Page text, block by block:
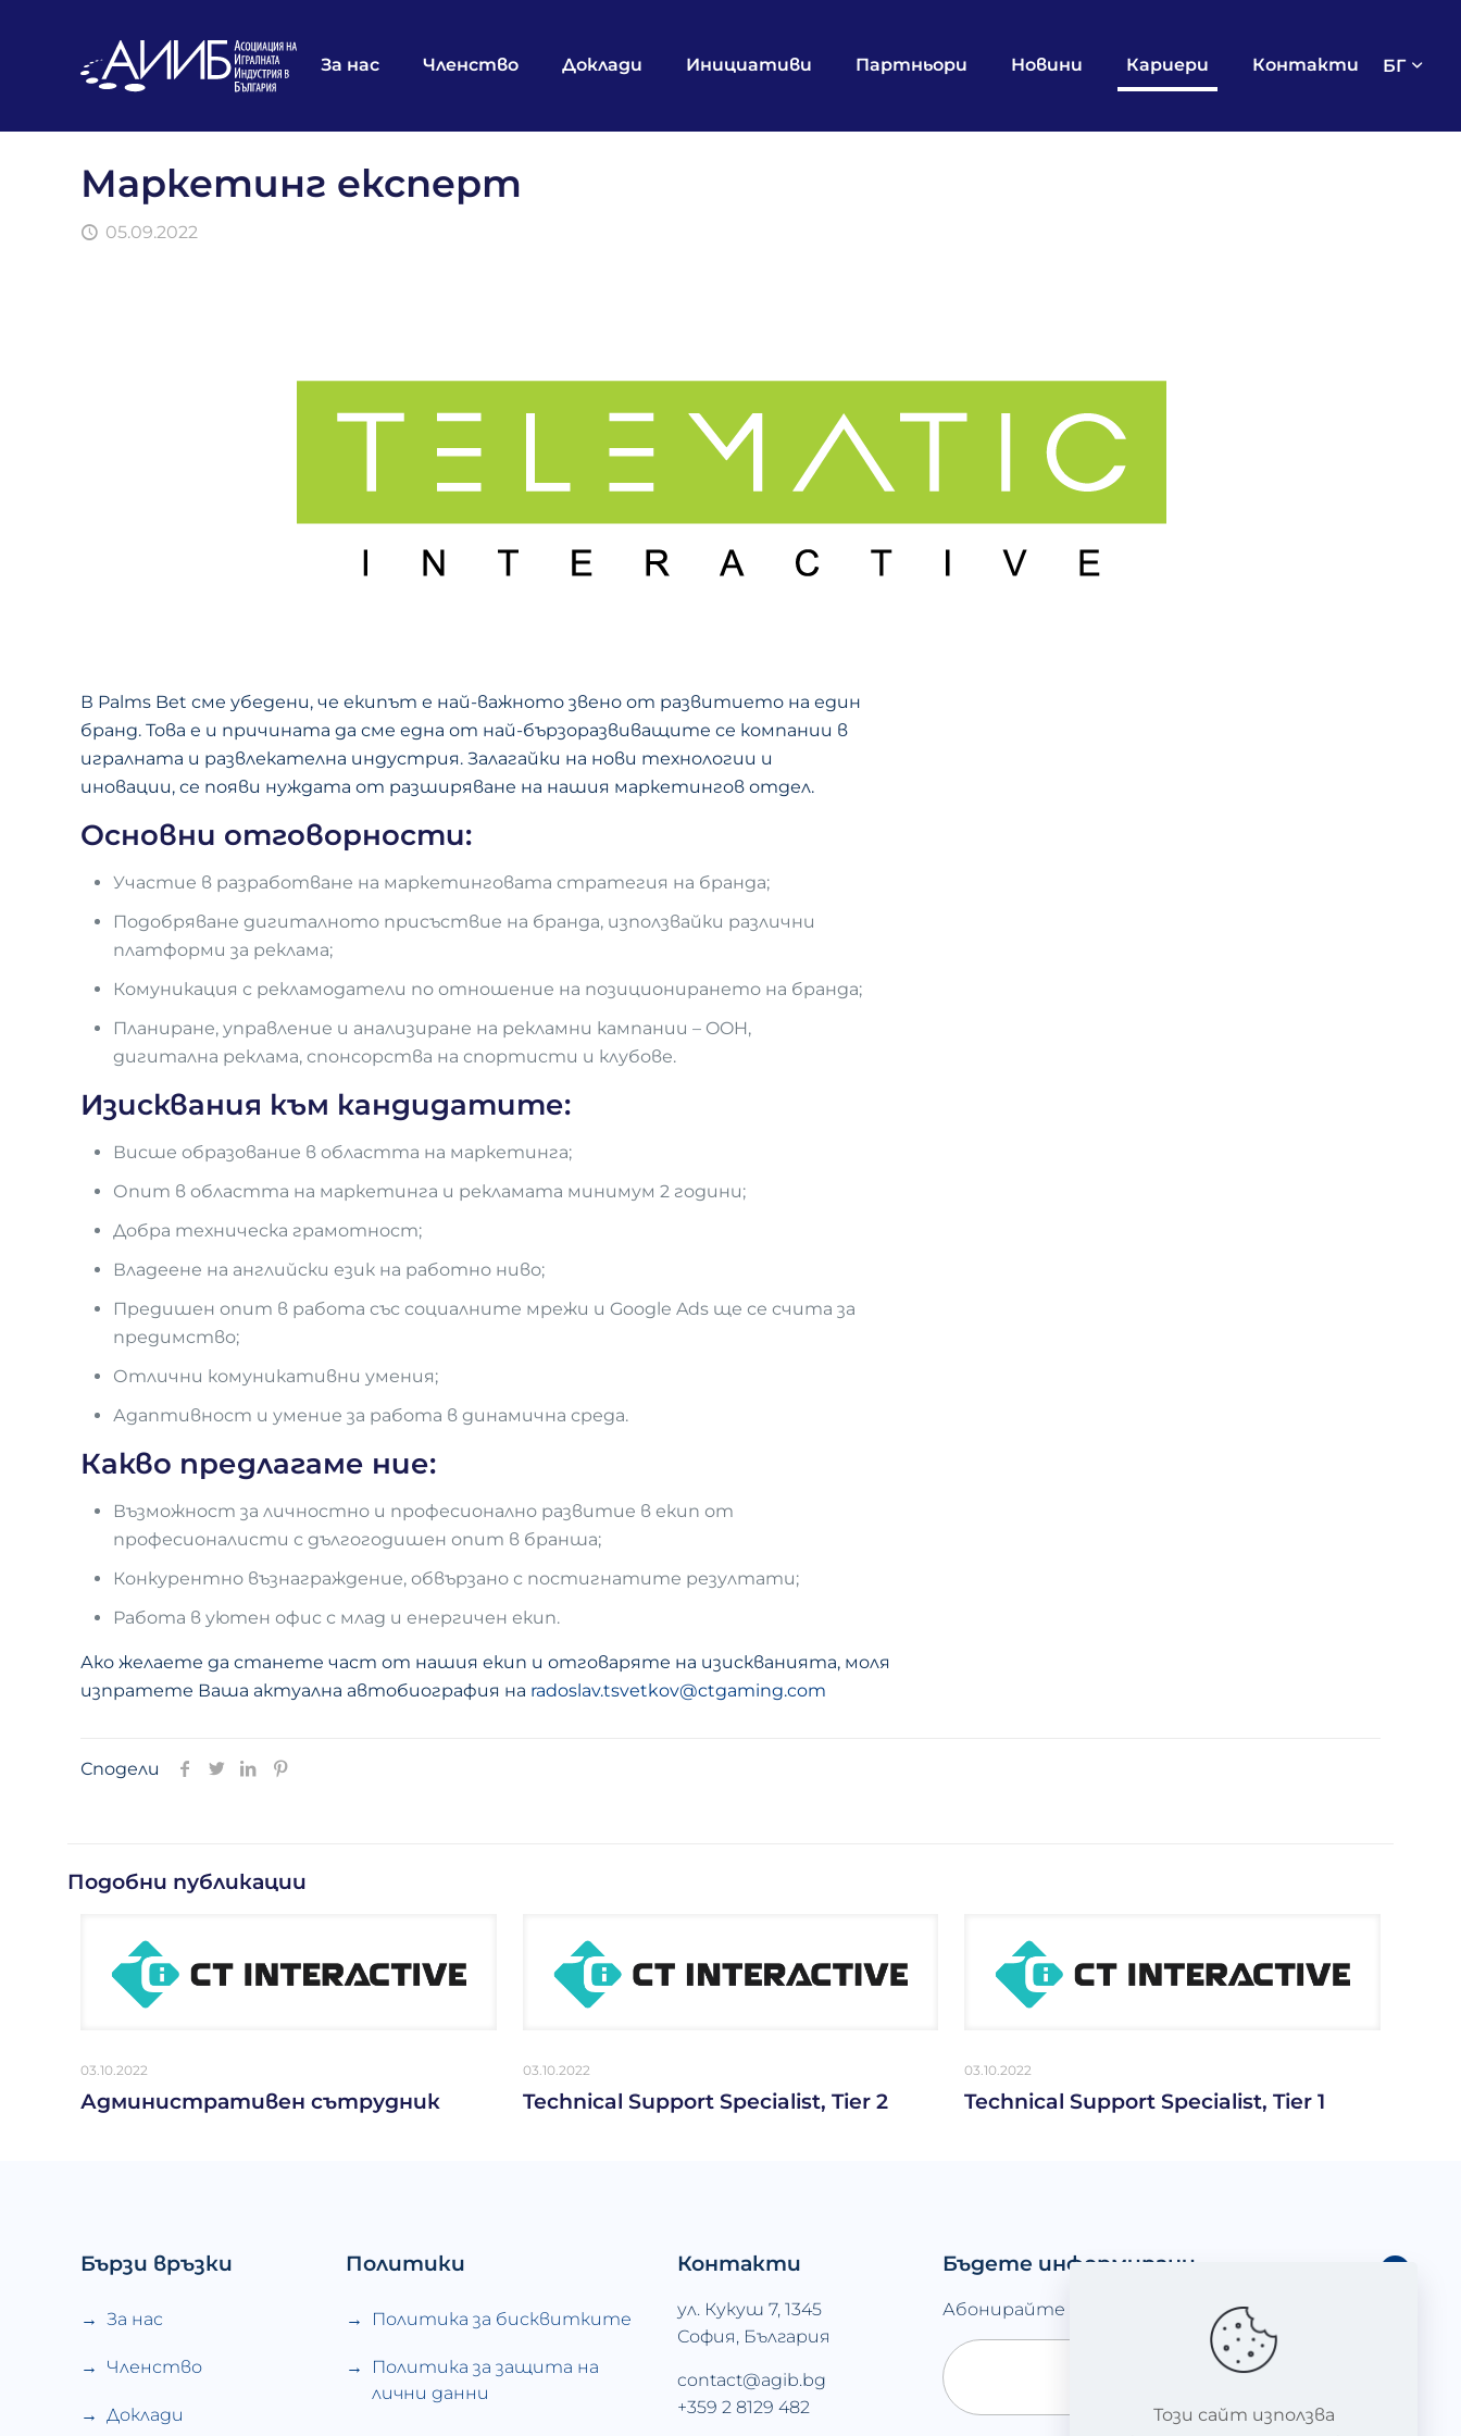
БГ
За нас Членство Доклади Инициативи Партньори Новини Кариери Контакти
Маркетинг експерт
05.09.2022
В Palms Bet сме убедени, че екипът е най-важното звено от развитието на един
бранд. Това е и причината да сме една от най-бързоразвиващите се компании в
игралната и развлекателна индустрия. Залагайки на нови технологии и
иновации, се появи нуждата от разширяване на нашия маркетингов отдел.
Основни отговорности:
Участие в разработване на маркетинговата стратегия на бранда;
Подобряване дигиталното присъствие на бранда, използвайки различни
платформи за реклама;
Комуникация с рекламодатели по отношение на позиционирането на бранда;
Планиране, управление и анализиране на рекламни кампании – OOH,
дигитална реклама, спонсорства на спортисти и клубове.
Изисквания към кандидатите:
Висше образование в областта на маркетинга;
Опит в областта на маркетинга и рекламата минимум 2 години;
Добра техническа грамотност;
Владеене на английски език на работно ниво;
Предишен опит в работа със социалните мрежи и Google Ads ще се счита за
предимство;
Отлични комуникативни умения;
Адаптивност и умение за работа в динамична среда.
Какво предлагаме ние:
Възможност за личностно и професионално развитие в екип от
професионалисти с дългогодишен опит в бранша;
Конкурентно възнаграждение, обвързано с постигнатите резултати;
Работа в уютен офис с млад и енергичен екип.
Ако желаете да станете част от нашия екип и отговаряте на изискванията, моля
изпратете Ваша актуална автобиография на radoslav.tsvetkov@ctgaming.com
Сподели
Подобни публикации
03.10.2022
Административен сътрудник
03.10.2022
Technical Support Specialist, Tier 2
03.10.2022
Technical Support Specialist, Tier 1
Бързи връзки
За нас
Членство
Доклади
Политики
Политика за бисквитките
Политика за защита на
лични данни
Контакти
ул. Кукуш 7, 1345
София, България
contact@agib.bg
+359 2 8129 482
Бъдете информирани
Абонирайте се за нюзлетъра ни
Този сайт използва